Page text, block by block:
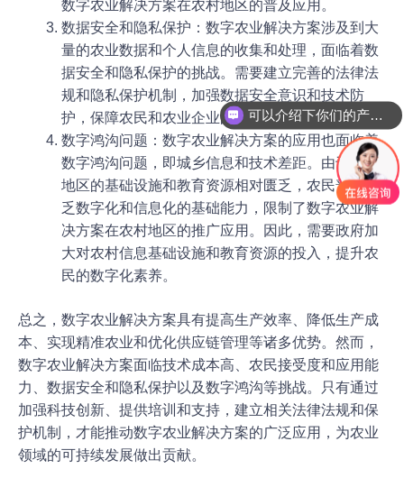
数字农业解决方案在农村地区的普及应用。
数据安全和隐私保护：数字农业解决方案涉及到大
量的农业数据和个人信息的收集和处理，面临着数
据安全和隐私保护的挑战。需要建立完善的法律法
规和隐私保护机制，加强数据安全意识和技术防
护，保障农民和农业企业的利益和权益。
数字鸿沟问题：数字农业解决方案的应用也面临着
数字鸿沟问题，即城乡信息和技术差距。由于农村
地区的基础设施和教育资源相对匮乏，农民普遍缺
乏数字化和信息化的基础能力，限制了数字农业解
决方案在农村地区的推广应用。因此，需要政府加
大对农村信息基础设施和教育资源的投入，提升农
民的数字化素养。
总之，数字农业解决方案具有提高生产效率、降低生产成
本、实现精准农业和优化供应链管理等诸多优势。然而，
数字农业解决方案面临技术成本高、农民接受度和应用能
力、数据安全和隐私保护以及数字鸿沟等挑战。只有通过
加强科技创新、提供培训和支持，建立相关法律法规和保
护机制，才能推动数字农业解决方案的广泛应用，为农业
领域的可持续发展做出贡献。
可以介绍下你们的产品么